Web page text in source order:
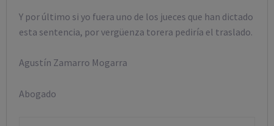
Y por último si yo fuera uno de los jueces que han dictado
esta sentencia, por vergüenza torera pediría el traslado.
Agustín Zamarro Mogarra
Abogado